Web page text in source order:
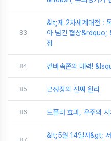
83
&lt;제 2차세계대전 :
아 넘긴 협상&rdquo;
정
84 겉바속쫀의 매력!
85 근성장의 진짜 원리
86 도플러 효과, 우주의
&lt;5월 14일자&gt;